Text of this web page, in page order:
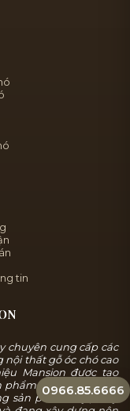
0966.85.6666
tin
chuyên cung cấp các
nội thất gỗ óc chó cao
Mansion được tạo
chúng tôi luôn
sản phẩm tuyệt mỹ